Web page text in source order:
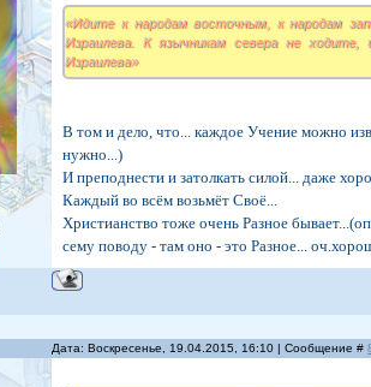
«Идите к народам восточным, к народам
Израилева. К язычникам севера не
Израилева»
В том и дело, что... каждое Учение можно
нужно...)
И преподнести и затолкать силой... даже
Каждый во всём возьмёт Своё...
Христианство тоже очень Разное
сему поводу - там оно - это Разное...
Дата: Воскресенье, 19.04.2015, 16:10 | Сообщение #